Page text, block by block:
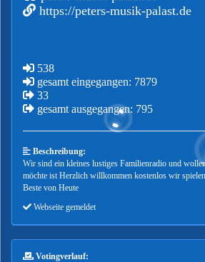
https://peters-musik-palast.de
538
gesamt eingegangen: 7879
33
gesamt ausgegangen: 795
Beschreibung:
Wir sind ein kleines lustiges Familienradio und
möchte ist Herzlich willkommen kostenlos wir
Beste von Heute
Webseite gemeldet
Votingverlauf: